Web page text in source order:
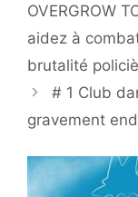
OVERGROW
aidez à
brutalité
# 1 Club
gravement